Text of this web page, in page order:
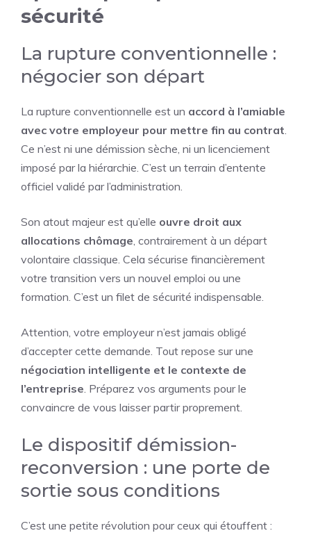
sécurité
La rupture conventionnelle :
négocier son départ
La rupture conventionnelle est un accord à l’amiable
avec votre employeur pour mettre fin au contrat.
Ce n’est ni une démission sèche, ni un licenciement
imposé par la hiérarchie. C’est un terrain d’entente
officiel validé par l’administration.
Son atout majeur est qu’elle ouvre droit aux
allocations chômage, contrairement à un départ
volontaire classique. Cela sécurise financièrement
votre transition vers un nouvel emploi ou une
formation. C’est un filet de sécurité indispensable.
Attention, votre employeur n’est jamais obligé
d’accepter cette demande. Tout repose sur une
négociation intelligente et le contexte de
l’entreprise. Préparez vos arguments pour le
convaincre de vous laisser partir proprement.
Le dispositif démission-
reconversion : une porte de
sortie sous conditions
C’est une petite révolution pour ceux qui étouffent :